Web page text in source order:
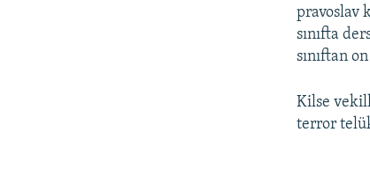
pravoslav
sınıfta
sınıftan
Kilse
terror